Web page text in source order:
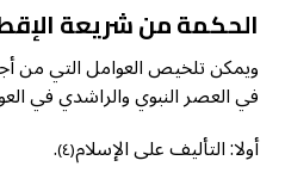
الحكمة من شريعة
ويمكن تلخيص العوامل التي من
في العصر النبوي والراشدي في
أولا: التأليف على الإسلام(٤) .